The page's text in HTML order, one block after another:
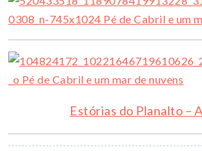
Estórias do Planalto –